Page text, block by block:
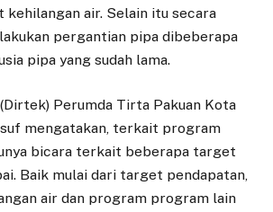
kehilangan air. Selain itu secara
pergantian pipa dibeberapa
pipa yang sudah lama.
Perumda Tirta Pakuan Kota
mengatakan, terkait program
bicara terkait beberapa target
Baik mulai dari target pendapatan,
air dan program program lain